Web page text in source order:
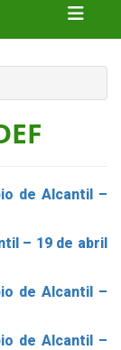
de Alcantil –
– 19 de abril
de Alcantil –
de Alcantil –